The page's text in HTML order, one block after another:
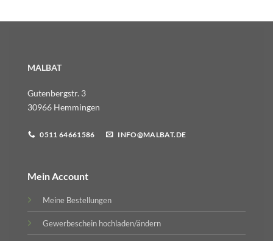
MALBAT
Gutenbergstr. 3
30966 Hemmingen
0511 64661586 INFO@MALBAT.DE
Mein Account
Meine Bestellungen
Gewerbeschein hochladen/ändern